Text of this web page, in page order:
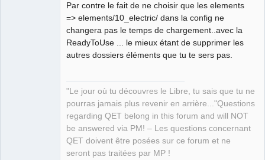
Par contre le fait de ne choisir que les elements
=> elements/10_electric/ dans la config ne
changera pas le temps de chargement..avec la
ReadyToUse ... le mieux étant de supprimer les
autres dossiers éléments que tu te sers pas.
"Le jour où tu découvres le Libre, tu sais que tu ne
pourras jamais plus revenir en arrière..."Questions
regarding QET belong in this forum and will NOT
be answered via PM! – Les questions concernant
QET doivent être posées sur ce forum et ne
seront pas traitées par MP !